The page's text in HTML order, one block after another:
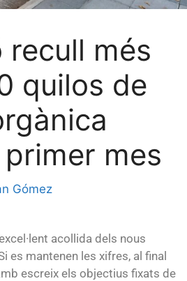
recull més
quilos de
mes
Gómez
acollida dels nous
es mantenen les xifres, al final
escreix els objectius fixats de